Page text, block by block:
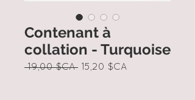
Contenant à
collation - Turquoise
19,00 $CA Prix
15,20 $CA